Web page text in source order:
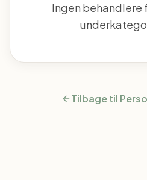
Ingen behandlere
Tilbage til